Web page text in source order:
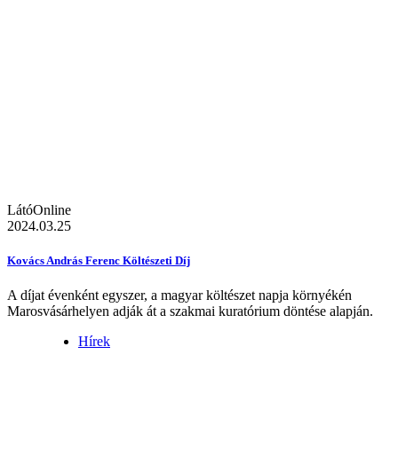
LátóOnline
2024.03.25
Kovács András Ferenc Költészeti Díj
A díjat évenként egyszer, a magyar költészet napja környékén
Marosvásárhelyen adják át a szakmai kuratórium döntése alapján.
Hírek